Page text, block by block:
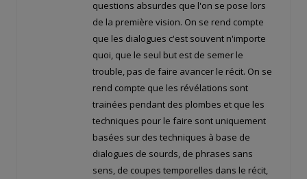
questions absurdes que l'on se pose lors
de la première vision. On se rend compte
que les dialogues c'est souvent n'importe
quoi, que le seul but est de semer le
trouble, pas de faire avancer le récit. On se
rend compte que les révélations sont
trainées pendant des plombes et que les
techniques pour le faire sont uniquement
basées sur des techniques à base de
dialogues de sourds, de phrases sans
sens, de coupes temporelles dans le récit,